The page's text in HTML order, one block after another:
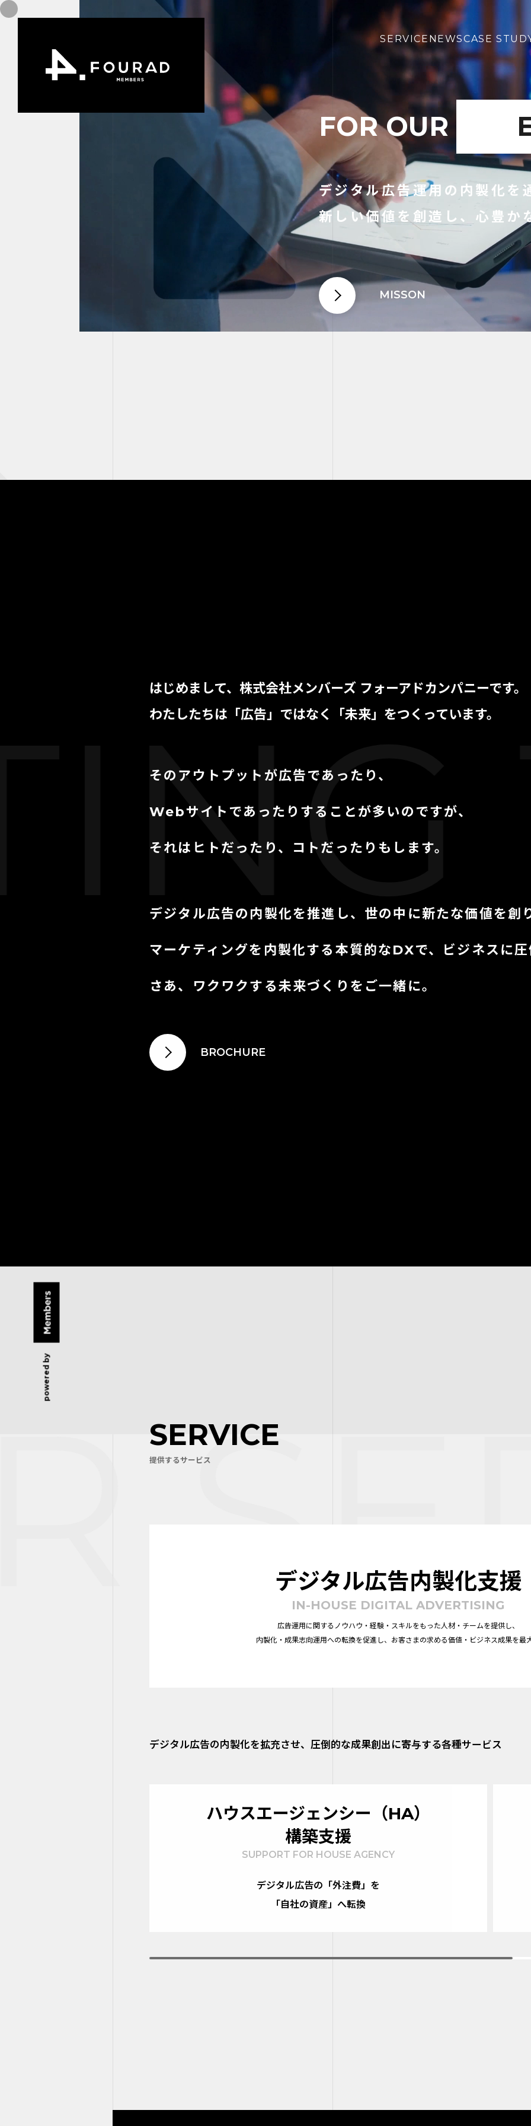
powered by
SERVICE NEWSCASE
FOR OUR
デジタル広告運用の 内製化を
新しい価値を創造し、 心豊か
MISSON
はじめまして、株式会社メンバーズ フォーアドカンパニーです。
わたしたちは「広告」ではなく「未来」をつくっています。
そのアウトプットが広告であったり、
Webサイトであったりすることが多いのですが、
それはヒトだったり、コトだったりもします。
デジタル広告の内製化を推進し、世の中に新たな価値を創
マーケティングを内製化する本質的なDXで、ビジネスに
さあ、ワクワクする未来づくりをご一緒に。
BROCHURE
SERVICE
提供するサービス
デジタル広告内製化支援
IN-HOUSE DIGITAL ADVERTISING
広告運用に関するノウハウ・経験・ スキルをもった人材・チームを提供し、
内製化・成果志向運用への転換を促進し、 お客さまの求める価値・ビジネス成果を最
デジタル広告の内製化を拡充させ、圧倒的な成果創出に寄与する各種サービス
ハウスエージェンシー（HA）
構築支援
SUPPORT FOR HOUSE AGENCY
デジタル広告の「外注費」を
「自社の資産」へ転換